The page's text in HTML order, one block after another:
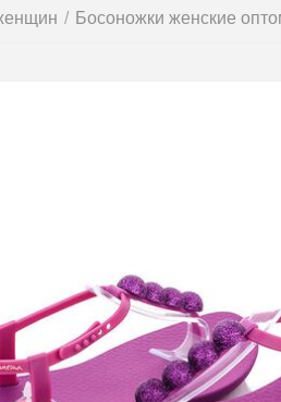
/ Босоножки женские